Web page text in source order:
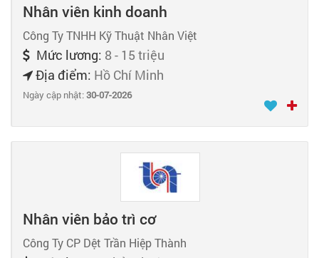
Nhân viên kinh doanh
Công Ty TNHH Kỹ Thuật Nhân Việt
Mức lương: 8 - 15 triệu
Địa điểm: Hồ Chí Minh
Ngày cập nhật:30-07-2026
Nhân viên bảo trì cơ
Công Ty CP Dệt Trần Hiệp Thành